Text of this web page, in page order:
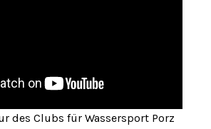
des Clubs für Wassersport Porz